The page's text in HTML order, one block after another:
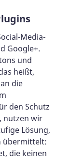
Media-
Google+.
und
heißt,
die
den Schutz
nutzen wir
Lösung,
übermittelt:
die keinen